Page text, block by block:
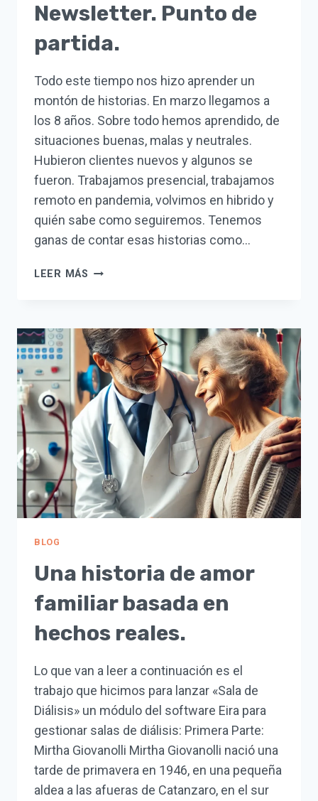
Newsletter. Punto de
partida.
Todo este tiempo nos hizo aprender un
montón de historias. En marzo llegamos a
los 8 años. Sobre todo hemos aprendido, de
situaciones buenas, malas y neutrales.
Hubieron clientes nuevos y algunos se
fueron. Trabajamos presencial, trabajamos
remoto en pandemia, volvimos en hibrido y
quién sabe como seguiremos. Tenemos
ganas de contar esas historias como…
LEER MÁS NEWSLETTER.
BLOG
Una historia de amor
familiar basada en
hechos reales.
Lo que van a leer a continuación es el
trabajo que hicimos para lanzar «Sala de
Diálisis» un módulo del software Eira para
gestionar salas de diálisis: Primera Parte:
Mirtha Giovanolli Mirtha Giovanolli nació una
tarde de primavera en 1946, en una pequeña
aldea a las afueras de Catanzaro, en el sur